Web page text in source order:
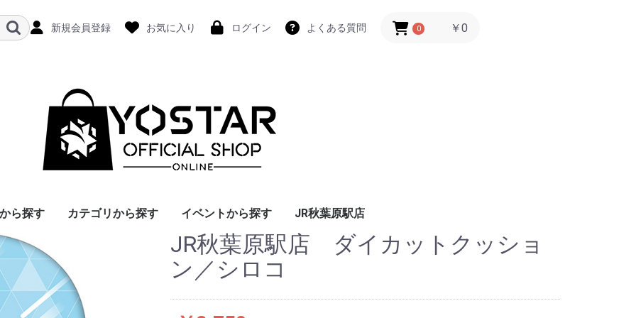
新規会員登録 お気に入り ログイン よくある質問 0 ￥0
ら探す カテゴリから探す イベントから探す JR秋葉原駅店
JR秋葉原駅店 ダイカットクッショ
ン／シロコ